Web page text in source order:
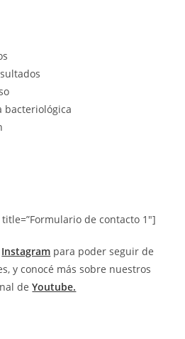
bacteriológica
de contacto 1″]
Instagram para poder seguir de
y conocé más sobre nuestros
deYoutube.